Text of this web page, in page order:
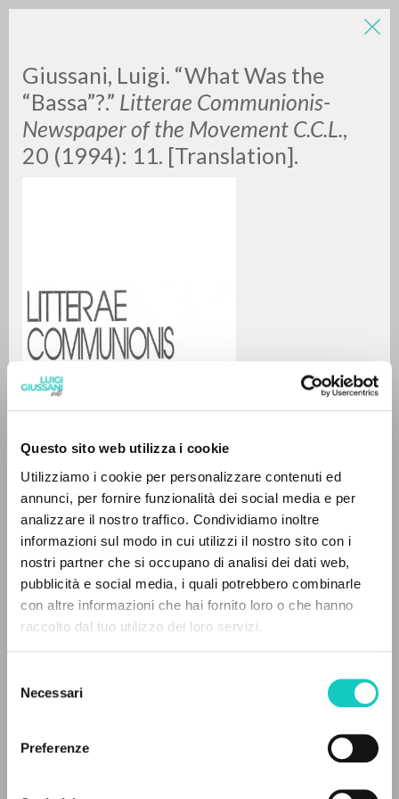
Questo sito web utilizza i cookie
Utilizziamo i cookie per personalizzare contenuti ed
annunci, per fornire funzionalità dei social media e per
analizzare il nostro traffico. Condividiamo inoltre
informazioni sul modo in cui utilizzi il nostro sito con i
nostri partner che si occupano di analisi dei dati web,
pubblicità e social media, i quali potrebbero combinarle
con altre informazioni che hai fornito loro o che hanno
raccolto dal tuo utilizzo dei loro servizi.
delNecessari
Preferenze
Giussani, Luigi. “What Was the
“Bassa”?.” Litterae Communionis-
Newspaper of the Movement C.C.L.,
20 (1994): 11. [Translation].
Giussani LuigiAutor
Ronza RobiAutor
Inglés
Litterae Communionis-Newspaper of the Movement C.C.L.
1994
LUIGI
GIUSSANI
A
Z
DOCUMENTOS ENCONTRADOS